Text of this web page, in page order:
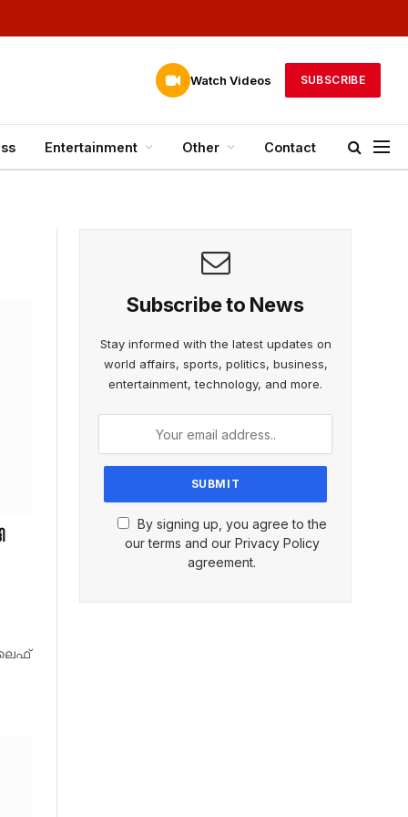
Watch Videos SUBSCRIBE
Entertainment Other Contact
Subscribe to News
Stay informed with the latest updates on
world affairs, sports, politics, business,
entertainment, technology, and more.
By signing up, you agree to the
our terms and our Privacy Policy
agreement.